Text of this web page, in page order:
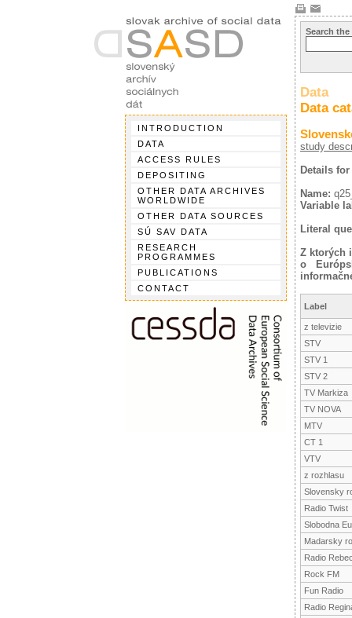
INTRODUCTION
DATA
ACCESS RULES
DEPOSITING
OTHER DATA ARCHIVES
WORLDWIDE
OTHER DATA SOURCES
SÚ SAV DATA
RESEARCH
PROGRAMMES
PUBLICATIONS
CONTACT
Search the
Data
Data
study
Details
Name:
Variable
Literal
Z ktorých
o
Label
z televizie
STV
STV 1
STV 2
TV Markiza
TV NOVA
MTV
CT 1
VTV
z rozhlasu
Slovensky
Radio Twist
Slobodna
Madarsky
Radio
Rock FM
Fun Radio
Radio